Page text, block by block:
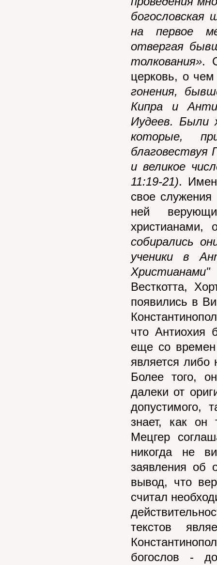
богословская
на первое
отвергая
толкования».
церковь, о
гонения,
Кипра и
Иудеев. Были
которые,
благовествуя
и великое
11:19-21).
свое
ней
собирались
ученики в
Весткотта,
появились в
что Антиохия
еще со времен
является либо
Более того,
далеки от
допустимого,
знает, как он
Мецгер
никогда не
заявления об
вывод, что
считал
текстов
богослов -